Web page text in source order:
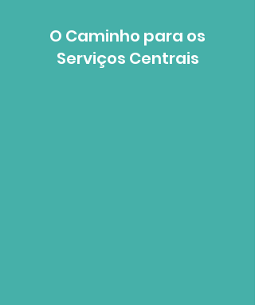
O Caminho para os
Serviços Centrais